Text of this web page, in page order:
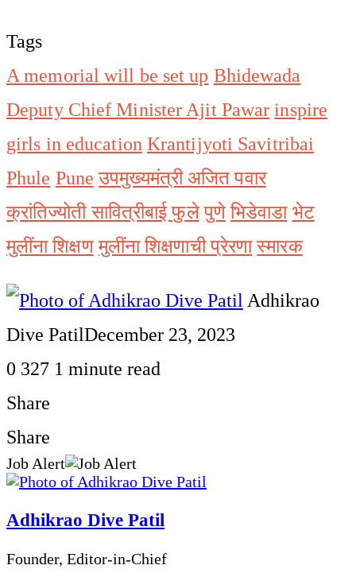
Tags
A memorial will be set up Bhidewada
Deputy Chief Minister Ajit Pawar inspire
girls in education Krantijyoti Savitribai
Phule Pune उपमुख्यमंत्री अजित पवार
क्रांतिज्योती सावित्रीबाई फुले पुणे भिडेवाडा भेट
मुलींना शिक्षण मुलींना शिक्षणाची प्रेरणा स्मारक
Adhikrao
Dive PatilDecember 23, 2023
0 327 1 minute read
Share
Facebook
Twitter
LinkedIn
Pinterest
WhatsApp
Telegram
Share
via
Print
Share
Facebook
Twitter
LinkedIn
Pinterest
Messenger
Messenger
WhatsApp
Telegram
Share
Print
Job Alert
Adhikrao Dive Patil
Founder, Editor-in-Chief